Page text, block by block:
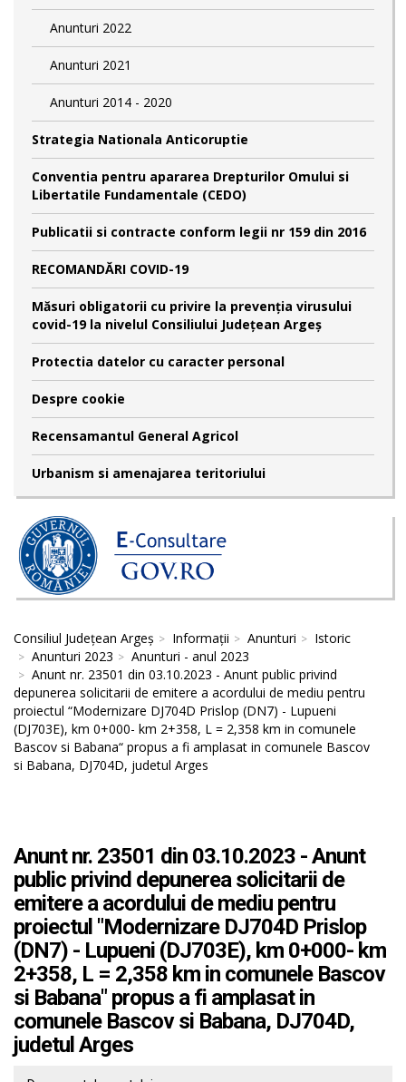
Anunturi 2022
Anunturi 2021
Anunturi 2014 - 2020
Strategia Nationala Anticoruptie
Conventia pentru apararea Drepturilor Omului si
Libertatile Fundamentale (CEDO)
Publicatii si contracte conform legii nr 159 din 2016
RECOMANDĂRI COVID-19
Măsuri obligatorii cu privire la prevenția virusului
covid-19 la nivelul Consiliului Județean Argeș
Protectia datelor cu caracter personal
Despre cookie
Recensamantul General Agricol
Urbanism si amenajarea teritoriului
Consiliul Județean Argeș Informații Anunturi
Istoric
Anunturi 2023
Anunturi - anul 2023
Anunt nr. 23501 din 03.10.2023 - Anunt public privind
depunerea solicitarii de emitere a acordului de mediu pentru
proiectul “Modernizare DJ704D Prislop (DN7) - Lupueni
(DJ703E), km 0+000- km 2+358, L = 2,358 km in comunele
Bascov si Babana“ propus a fi amplasat in comunele Bascov
si Babana, DJ704D, judetul Arges
Anunt nr. 23501 din 03.10.2023 - Anunt
public privind depunerea solicitarii de
emitere a acordului de mediu pentru
proiectul "Modernizare DJ704D Prislop
(DN7) - Lupueni (DJ703E), km 0+000- km
2+358, L = 2,358 km in comunele Bascov
si Babana" propus a fi amplasat in
comunele Bascov si Babana, DJ704D,
judetul Arges